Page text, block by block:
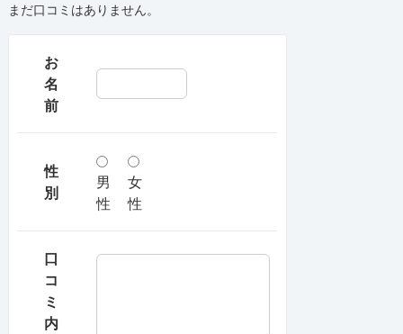
まだ口コミはありません。
お
名
前
性
別
男
性
女
性
口
コ
ミ
内